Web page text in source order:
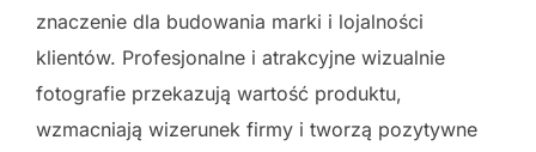
znaczenie dla budowania marki i lojalności
klientów. Profesjonalne i atrakcyjne wizualnie
fotografie przekazują wartość produktu,
wzmacniają wizerunek firmy i tworzą pozytywne